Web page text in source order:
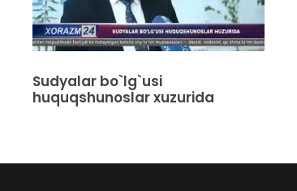
Sudyalar bo`lg`usi
huquqshunoslar xuzurida